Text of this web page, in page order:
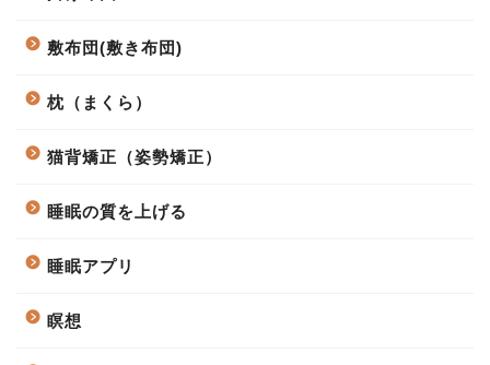
敷布団(敷き布団)
枕（まくら）
猫背矯正（姿勢矯正）
睡眠の質を上げる
睡眠アプリ
瞑想